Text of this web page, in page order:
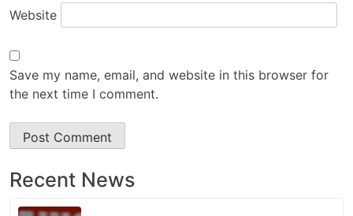
Website
Save my name, email, and website in this browser for
the next time I comment.
Recent News